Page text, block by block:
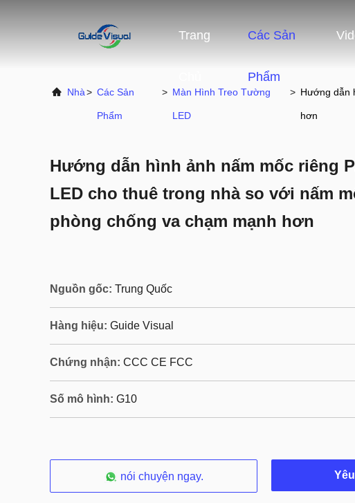
Trang Các Sản
Phẩm
Nhà> Các Sản
Phẩm
> Màn Hình Treo Tường
LED
> Hướng dẫn
hơn
Hướng dẫn hình ảnh nấm mốc riêng
LED cho thuê trong nhà so với nấm
phòng chống va chạm mạnh hơn
Nguồn gốc: Trung Quốc
Hàng hiệu: Guide Visual
Chứng nhận: CCC CE FCC
Số mô hình: G10
nói chuyện ngay.